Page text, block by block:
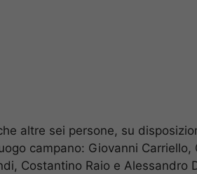
altre sei persone, su
campano: Giovanni Carriello,
Costantino Raio e Alessandro